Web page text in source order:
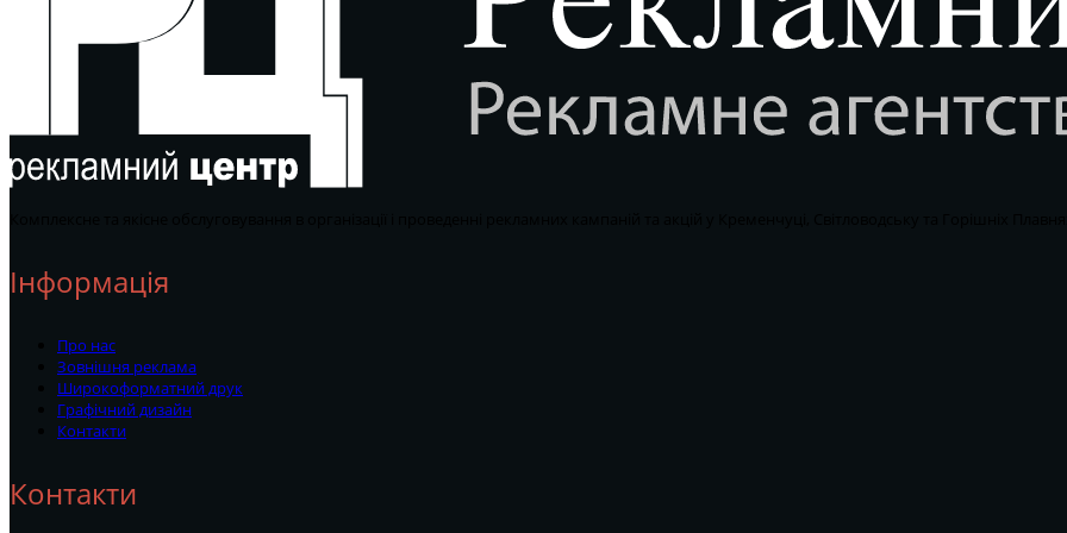
Інформація
Про нас
Зовнішня реклама
Широкоформатний друк
Графічний дизайн
Контакти
Контакти